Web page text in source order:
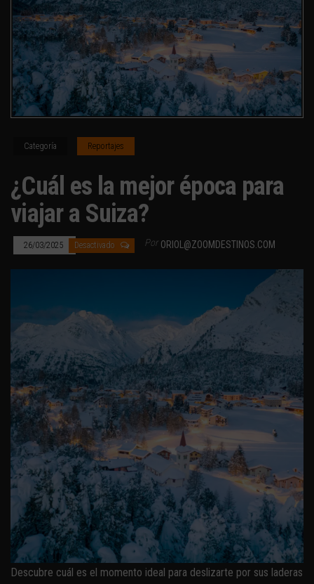
Categoría Reportajes
¿Cuál es la mejor época para
viajar a Suiza?
26/03/2025 Desactivado Por ORIOL@ZOOMDESTINOS.COM
Descubre cuál es el momento ideal para deslizarte por sus laderas